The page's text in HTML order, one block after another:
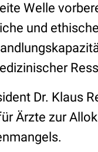
Welle
und
Dr. Klaus
Ärzte zur